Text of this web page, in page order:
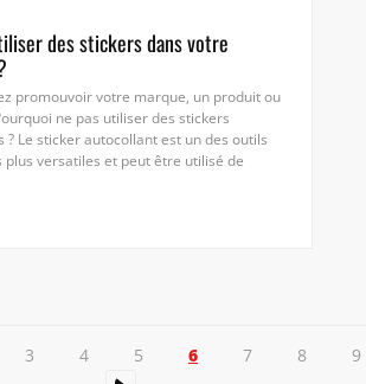
des stickers dans votre
promouvoir votre marque, un produit ou
ne pas utiliser des stickers
? Le sticker autocollant est un des outils
plus versatiles et peut être utilisé de
3 4 5 6 7 8 9